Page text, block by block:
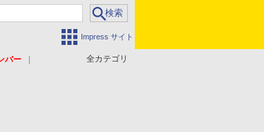
Impress サイト
全カテゴリ
バー